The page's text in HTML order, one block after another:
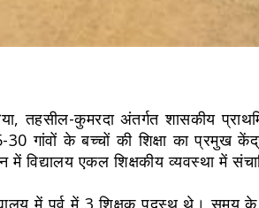
तहसील-कुमरदा अंतर्गत शासकीय
गांवों के बच्चों की शिक्षा का प्रमुख
विद्यालय एकल शिक्षकीय व्यवस्था में
में पूर्व में 3 शिक्षक पदस्थ थे। समय के